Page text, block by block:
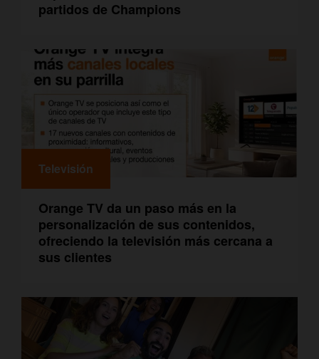
partidos de Champions
Televisión
Orange TV da un paso más en la
personalización de sus contenidos,
ofreciendo la televisión más cercana a
sus clientes